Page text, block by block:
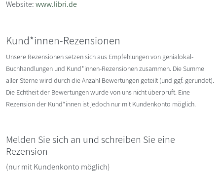
Website:www.libri.de
Kund*innen-Rezensionen
Unsere Rezensionen setzen sich aus Empfehlungen von genialokal-
Buchhandlungen und Kund*innen-Rezensionen zusammen. Die Summe
aller Sterne wird durch die Anzahl Bewertungen geteilt (und ggf. gerundet).
Die Echtheit der Bewertungen wurde von uns nicht überprüft. Eine
Rezension der Kund*innen ist jedoch nur mit Kundenkonto möglich.
Melden Sie sich an und schreiben Sie eine
Rezension
(nur mit Kundenkonto möglich)